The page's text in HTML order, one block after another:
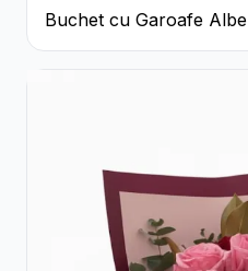
Buchet cu Garoafe Albe